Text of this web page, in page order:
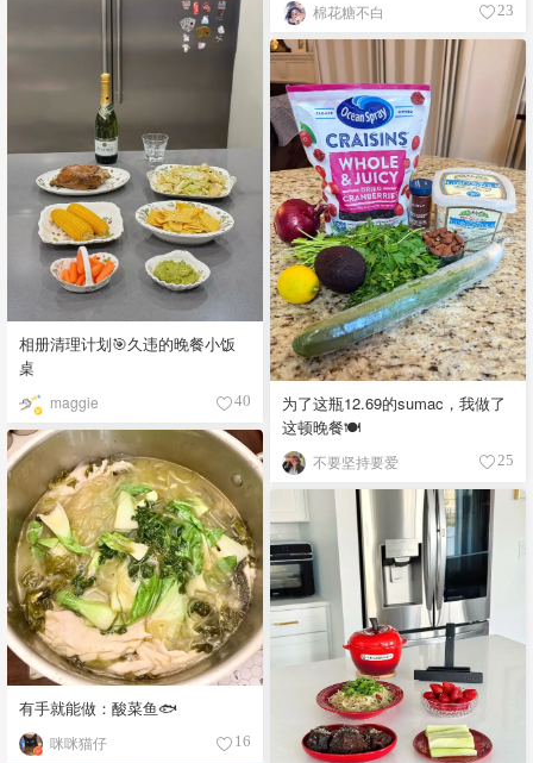
棉花糖不白 23
相册清理计划🎯久违的晚餐小饭
桌
maggie 40
为了这瓶12.69的sumac，我做了
这顿晚餐🍽️
不要坚持要爱 25
有手就能做：酸菜鱼🐟
咪咪猫仔 16